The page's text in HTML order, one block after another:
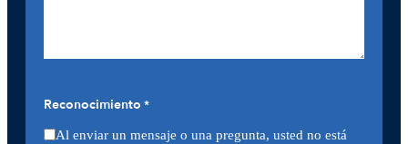
Reconocimiento *
Al enviar un mensaje o una pregunta, usted no está